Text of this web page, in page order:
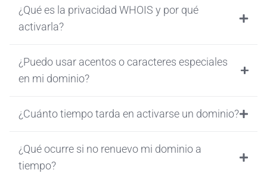
¿Qué es la privacidad WHOIS y por qué
activarla?
¿Puedo usar acentos o caracteres especiales
en mi dominio?
¿Cuánto tiempo tarda en activarse un dominio?
¿Qué ocurre si no renuevo mi dominio a
tiempo?